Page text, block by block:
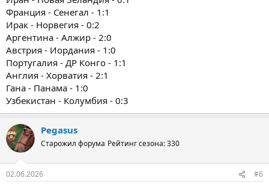
Франция - Сенегал - 1:1
Ирак - Норвегия - 0:2
Аргентина - Алжир - 2:0
Австрия - Иордания - 1:0
Португалия - ДР Конго - 1:1
Англия - Хорватия - 2:1
Гана - Панама - 1:0
Узбекистан - Колумбия - 0:3
Pegasus
Старожил форума Рейтинг сезона: 330
02.06.2026 #6